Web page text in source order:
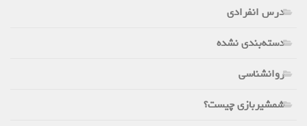
درس انفرادی
دسته‌بندی نشده
روانشناسی
شمشیربازی چیست؟